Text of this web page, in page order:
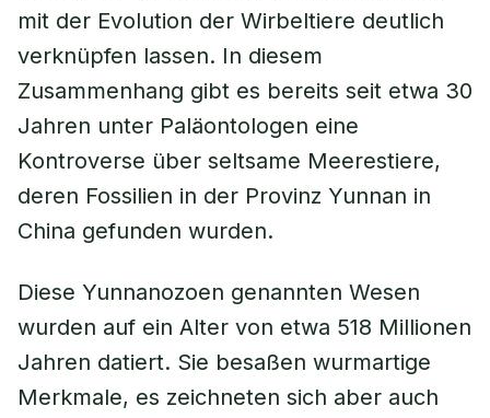
mit der Evolution der Wirbeltiere deutlich
verknüpfen lassen. In diesem
Zusammenhang gibt es bereits seit etwa 30
Jahren unter Paläontologen eine
Kontroverse über seltsame Meerestiere,
deren Fossilien in der Provinz Yunnan in
China gefunden wurden.
Diese Yunnanozoen genannten Wesen
wurden auf ein Alter von etwa 518 Millionen
Jahren datiert. Sie besaßen wurmartige
Merkmale, es zeichneten sich aber auch